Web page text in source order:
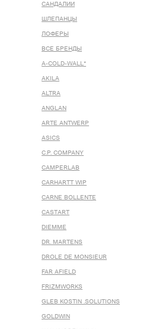
САНДАЛИИ
ШЛЕПАНЦЫ
ЛОФЕРЫ
ВСЕ БРЕНДЫ
A-COLD-WALL*
AKILA
ALTRA
ANGLAN
ARTE ANTWERP
ASICS
C.P. COMPANY
CAMPERLAB
CARHARTT WIP
CARNE BOLLENTE
CASTART
DIEMME
DR. MARTENS
DROLE DE MONSIEUR
FAR AFIELD
FRIZMWORKS
GLEB KOSTIN .SOLUTIONS
GOLDWIN